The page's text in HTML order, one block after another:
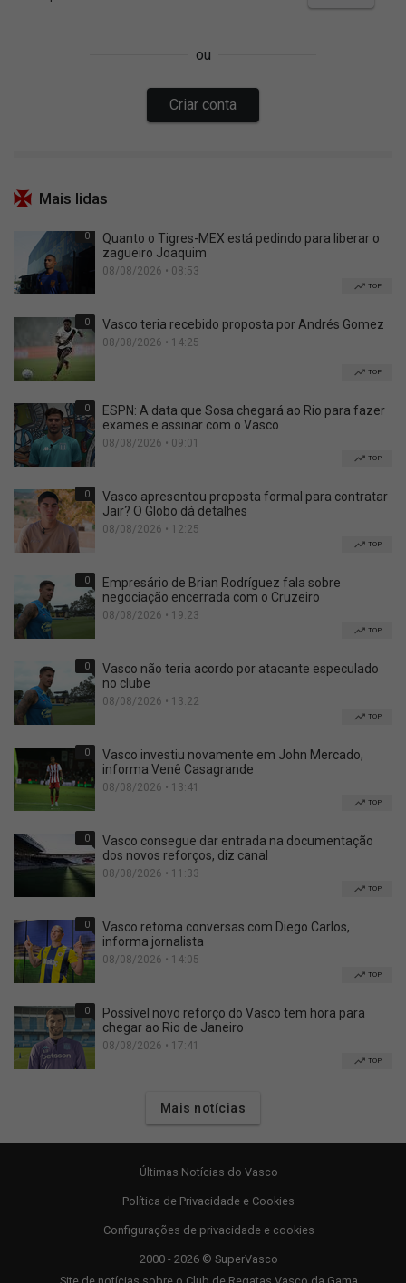
Mais lidas
0
Quanto o Tigres-MEX está pedindo para liberar o
zagueiro Joaquim
08/08/2026 • 08:53
TOP
0 Vasco teria recebido proposta por Andrés Gomez
08/08/2026 • 14:25
TOP
0
ESPN: A data que Sosa chegará ao Rio para fazer
exames e assinar com o Vasco
08/08/2026 • 09:01
TOP
0
Vasco apresentou proposta formal para contratar
Jair? O Globo dá detalhes
08/08/2026 • 12:25
TOP
0
Empresário de Brian Rodríguez fala sobre
negociação encerrada com o Cruzeiro
08/08/2026 • 19:23
TOP
0
Vasco não teria acordo por atacante especulado
no clube
08/08/2026 • 13:22
TOP
0
Vasco investiu novamente em John Mercado,
informa Venê Casagrande
08/08/2026 • 13:41
TOP
0
Vasco consegue dar entrada na documentação
dos novos reforços, diz canal
08/08/2026 • 11:33
TOP
0
Vasco retoma conversas com Diego Carlos,
informa jornalista
08/08/2026 • 14:05
TOP
0
Possível novo reforço do Vasco tem hora para
chegar ao Rio de Janeiro
08/08/2026 • 17:41
TOP
Mais notícias
Últimas Notícias do Vasco
Política de Privacidade e Cookies
Configurações de privacidade e cookies
2000 - 2026 © SuperVasco